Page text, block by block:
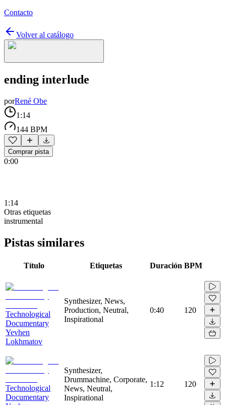
Contacto
Volver al catálogo
ending interlude
porRené Obe
1:14
144 BPM
Comprar pista
0:00
1:14
Otras etiquetas
instrumental
Pistas similares
Título Etiquetas Duración BPM
Technological
Documentary
Yevhen
Lokhmatov
Synthesizer, News,
Production, Neutral,
Inspirational
0:40 120
Technological
Documentary
Synthesizer,
Drummachine, Corporate,
News, Neutral,
Inspirational
1:12 120